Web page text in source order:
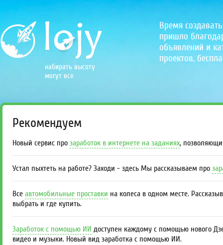
набирать высоту
могут все
Время
пришло
объявлений и
проектов,
Рекомендуем
Новый сервис про заработок в интернете на заданиях,
Устал пыхтеть на работе? Заходи - здесь Мы рассказываем про
Все автомобильные проставки на колеса в одном месте.
выбрать и где купить.
Заработок с помощью ИИ доступен каждому с помощью нового
видео и музыки. Новый вид заработка с помощью ИИ.